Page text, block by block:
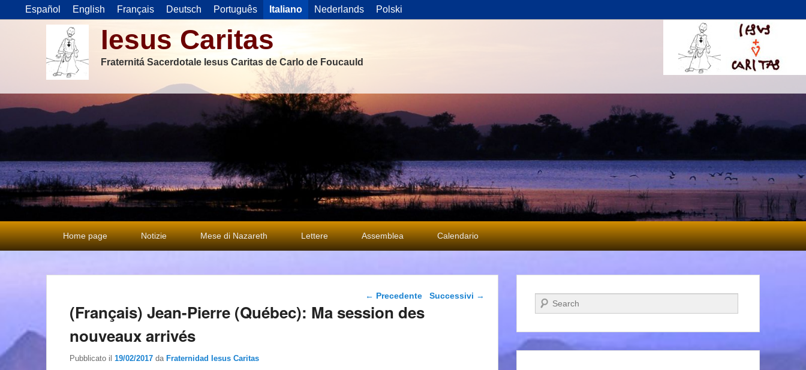
Español English Français Deutsch Português Italiano Nederlands Polski
Iesus Caritas
Fraternitá Sacerdotale Iesus Caritas de Carlo de Foucauld
Menu
principale
Home page Notizie Mese di Nazareth Lettere Assemblea Calendario
Navigazione articolo
← Precedente Successivi →
(Français) Jean-Pierre (Québec): Ma session des
nouveaux arrivés
Pubblicato il 19/02/2017 da Fraternidad Iesus Caritas
Cerca